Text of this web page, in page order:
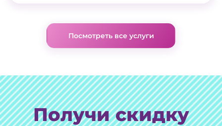
Посмотреть все услуги
Получи скидку